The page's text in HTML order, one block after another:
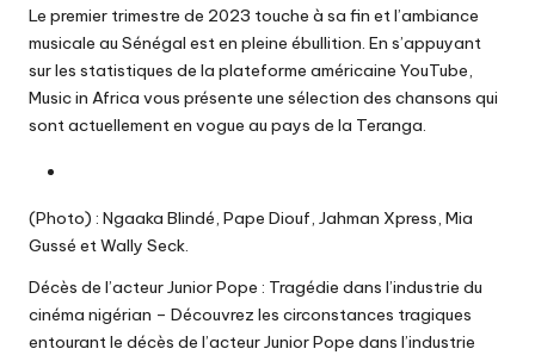
Le premier trimestre de 2023 touche à sa fin et l’ambiance
musicale au Sénégal est en pleine ébullition. En s’appuyant
sur les statistiques de la plateforme américaine YouTube,
Music in Africa vous présente une sélection des chansons qui
sont actuellement en vogue au pays de la Teranga.
(Photo) : Ngaaka Blindé, Pape Diouf, Jahman Xpress, Mia
Gussé et Wally Seck.
Décès de l’acteur Junior Pope : Tragédie dans l’industrie du
cinéma nigérian – Découvrez les circonstances tragiques
entourant le décès de l’acteur Junior Pope dans l’industrie